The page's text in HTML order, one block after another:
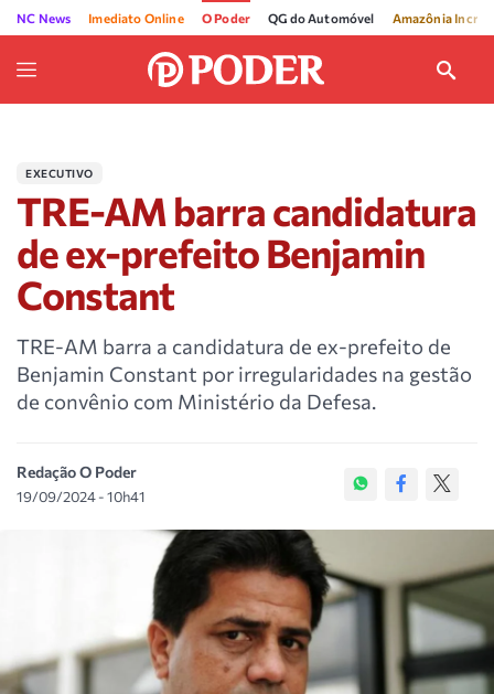
NC News Imediato Online O Poder QG do Automóvel Amazônia
EXECUTIVO
TRE-AM barra candidatura
de ex-prefeito Benjamin
Constant
TRE-AM barra a candidatura de ex-prefeito de
Benjamin Constant por irregularidades na gestão
de convênio com Ministério da Defesa.
Redação O Poder
19/09/2024 - 10h41